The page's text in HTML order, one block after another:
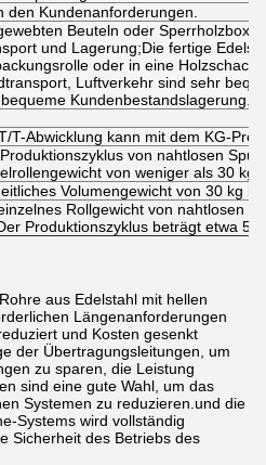
den Kundenanforderungen.
Beuteln oder
und Lagerung;Die fertige
oder in eine
Luftverkehr sind sehr
Kundenbestandslagerung.
T-Abwicklung kann mit dem KG-
von nahtlosen
von weniger als 30 kg
Volumengewicht von 30 kg
Rollgewicht von nahtlosen
Produktionszyklus beträgt etwa
aus Edelstahl mit hellen
Längenanforderungen
und Kosten gesenkt
der Übertragungsleitungen, um
zu sparen, die Leistung
sind eine gute Wahl, um das
Systemen zu reduzieren.und die
Systems wird vollständig
Sicherheit des Betriebs des